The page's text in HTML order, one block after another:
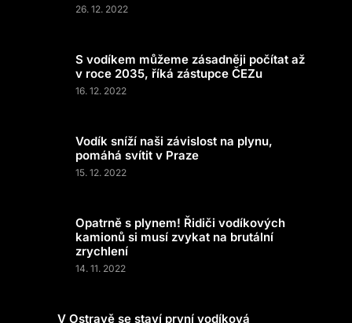
26. 12. 2022
S vodíkem můžeme zásadněji počítat až
v roce 2035, říká zástupce ČEZu
16. 12. 2022
Vodík sníží naši závislost na plynu,
pomáhá svítit v Praze
15. 12. 2022
Opatrně s plynem! Řidiči vodíkových
kamionů si musí zvykat na brutální
zrychlení
14. 11. 2022
V Ostravě se staví první vodíková